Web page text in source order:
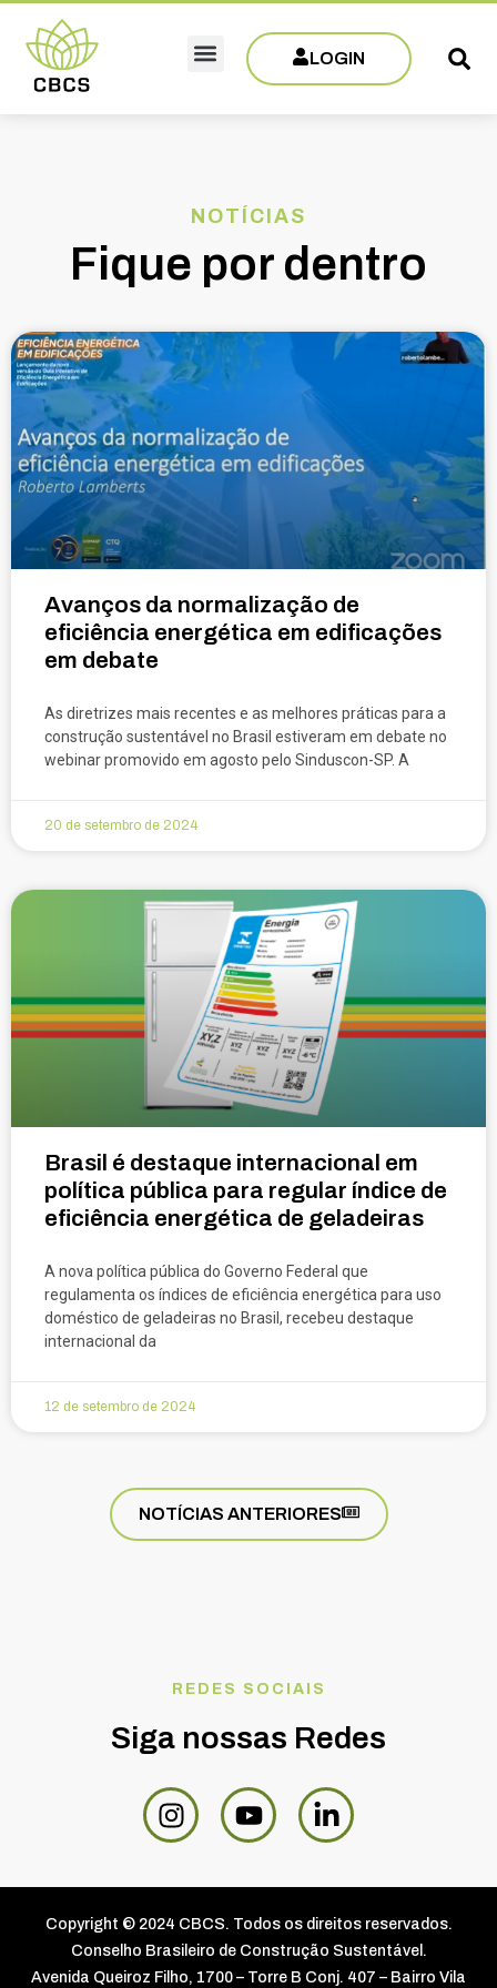
LOGIN
NOTÍCIAS
Fique por dentro
Avanços da normalização de
eficiência energética em edificações
em debate
As diretrizes mais recentes e as melhores práticas para a
construção sustentável no Brasil estiveram em debate no
webinar promovido em agosto pelo Sinduscon-SP. A
20 de setembro de 2024
Brasil é destaque internacional em
política pública para regular índice de
eficiência energética de geladeiras
A nova política pública do Governo Federal que
regulamenta os índices de eficiência energética para uso
doméstico de geladeiras no Brasil, recebeu destaque
internacional da
12 de setembro de 2024
NOTÍCIAS ANTERIORES
REDES SOCIAIS
Siga nossas Redes
Copyright © 2024 CBCS. Todos os direitos reservados.
Conselho Brasileiro de Construção Sustentável.
Avenida Queiroz Filho, 1700 – Torre B Conj. 407 – Bairro Vila